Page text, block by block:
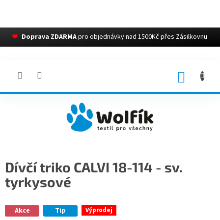
❤ Doprava ZDARMApro objednávky nad 1500Kč přes Zásilkovnu
Dívčí triko CALVI 18-114 - sv.
tyrkysové
Akce Tip Výprodej